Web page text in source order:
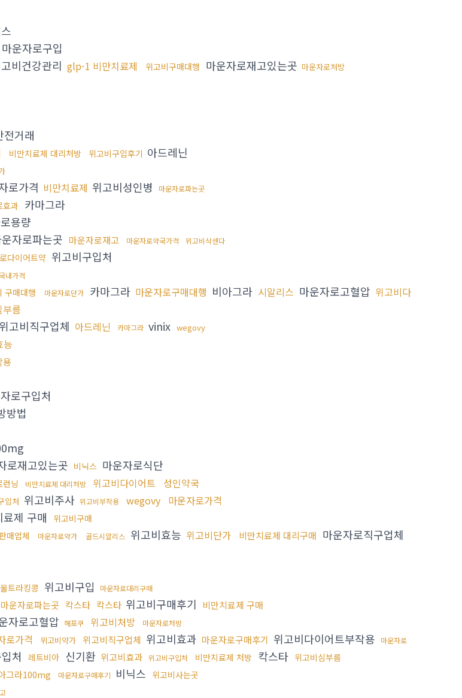
마운자로구입
비건강관리 glp-1 비만치료제 위고비구매대행 마운자로재고있는곳 마운자로처방
전거래
비만치료제 대리처방 위고비구입후기 아드레닌
로가격 비만치료제 위고비성인병 마운자로파는곳
효과 카마그라
용량
자로파는곳 마운자로재고 마운자로약국가격
위고비삭센다
다이어트약 위고비구입처
내가격
구매대행 마운자로단가 카마그라 마운자로구매대행 비아그라 시알리스 마운자로고혈압 위고비다
부름
위고비직구업체 아드레닌 카마그라 vinix wegovy
능
용
로구입처
방법
로재고있는곳 비닉스 마운자로식단
런닝 비만치료제 대리처방 위고비다이어트 성인약국
입처 위고비주사 위고비부작용 wegovy 마운자로가격
료제 구매 위고비구매
매업체 마운자로약가 골드시알리스 위고비효능 위고비단가 비만치료제 대리구매 마운자로직구업체
울트라킹콩 위고비구입 마운자로대리구매
마운자로파는곳 칵스타 칵스타 위고비구매후기 비만치료제 구매
자로고혈압 해포쿠 위고비처방
마운자로처방
로가격 위고비약가 위고비직구업체 위고비효과 마운자로구매후기 위고비다이어트부작용
마운자로
처 레트비아 신기환 위고비효과 위고비구입처 비만치료제 처방 칵스타 위고비심부름
그라100mg 마운자로구매후기 비닉스 위고비사는곳